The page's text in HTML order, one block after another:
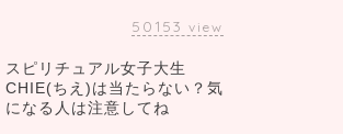
50153 view
スピリチュアル女子大生
CHIE(ちえ)は当たらない？気
になる人は注意してね